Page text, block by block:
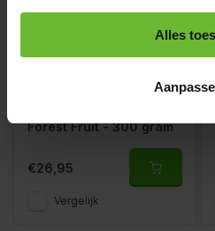
Alles
Forest Fruit - 300 gram
€26,95
Vergelijk